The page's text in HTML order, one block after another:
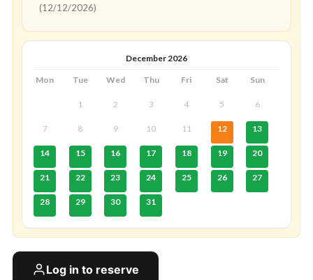
(12/12/2026)
December 2026
Mon Tue Wed Thu Fri Sat Sun
1 2 3 4 5 6
7 8 9 10 11 12 13
14 15 16 17 18 19 20
21 22 23 24 25 26 27
28 29 30 31
Log in to reserve